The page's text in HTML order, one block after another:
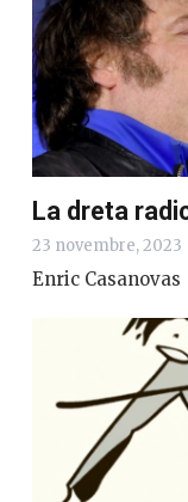
La dreta
23 novembre, 2023
Enric Casanovas